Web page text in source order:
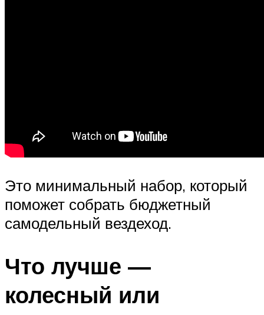
Это минимальный набор, который
поможет собрать бюджетный
самодельный вездеход.
Что лучше —
колесный или